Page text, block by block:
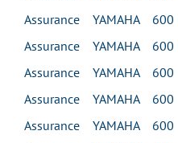
Assurance YAMAHA 600
Assurance YAMAHA 600
Assurance YAMAHA
Assurance YAMAHA
Assurance YAMAHA